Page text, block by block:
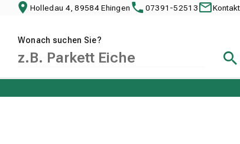
Holledau 4, 89584 Ehingen 07391-52513 Kontakt
Wonach suchen Sie?